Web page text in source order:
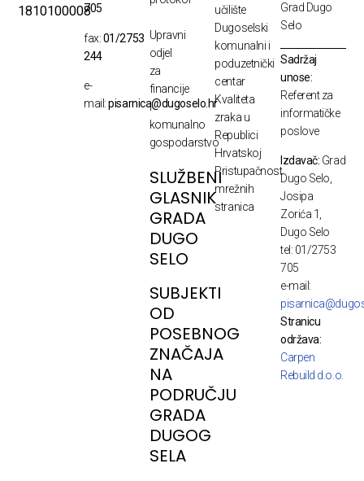
1810100008705
fax:01/2753
244
e-
mail:pisarnica@dugoselo.hr
Upravni
odjel
za
financije
i
komunalno
gospodarstvo
SLUŽBENI
GLASNIK
GRADA
DUGO
SELO
SUBJEKTI
OD
POSEBNOG
ZNAČAJA
NA
PODRUČJU
GRADA
DUGOG
SELA
učilište
Dugoselski
komunalni i
poduzetnički
centar
Kvaliteta
zraka u
Republici
Hrvatskoj
Pristupačnost
mrežnih
stranica
Grad Dugo
Selo
Sadržaj
unose:
Referent za
informatičke
poslove
Izdavač: Grad
Dugo Selo,
Josipa
Zorića 1,
Dugo Selo
tel: 01/2753
705
e-mail:
Stranicu
održava:
Carpen
Rebuild d.o.o.